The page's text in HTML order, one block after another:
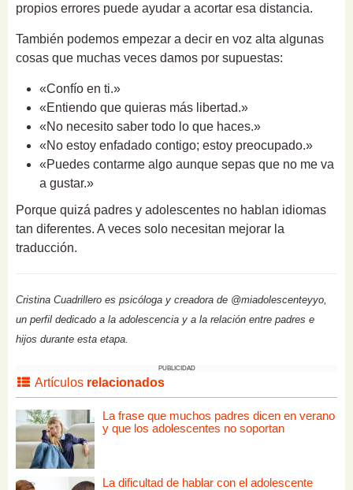
propios errores puede ayudar a acortar esa distancia.
También podemos empezar a decir en voz alta algunas
cosas que muchas veces damos por supuestas:
«Confío en ti.»
«Entiendo que quieras más libertad.»
«No necesito saber todo lo que haces.»
«No estoy enfadado contigo; estoy preocupado.»
«Puedes contarme algo aunque sepas que no me va
a gustar.»
Porque quizá padres y adolescentes no hablan idiomas
tan diferentes. A veces solo necesitan mejorar la
traducción.
Cristina Cuadrillero es psicóloga y creadora de @miadolescenteyyo,
un perfil dedicado a la adolescencia y a la relación entre padres e
hijos durante esta etapa.
PUBLICIDAD
Artículos relacionados
La frase que muchos padres dicen en verano
y que los adolescentes no soportan
La dificultad de hablar con el adolescente